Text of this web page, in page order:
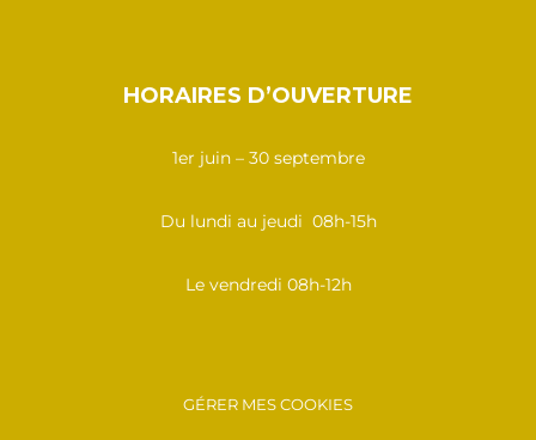
HORAIRES D’OUVERTURE
1er juin – 30 septembre
Du lundi au jeudi 08h-15h
Le vendredi 08h-12h
GÉRER MES COOKIES